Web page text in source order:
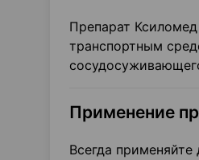
Препарат
транспортным
Применение
Всегда